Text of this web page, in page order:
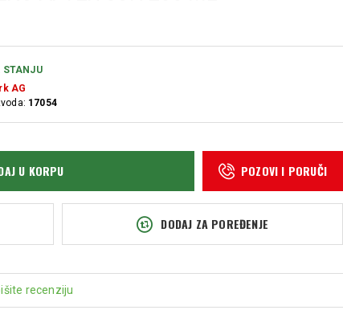
recenziju
STANJU
AG
17054
U KORPU POZOVI I PORUČI
DODAJ ZA POREĐENJE